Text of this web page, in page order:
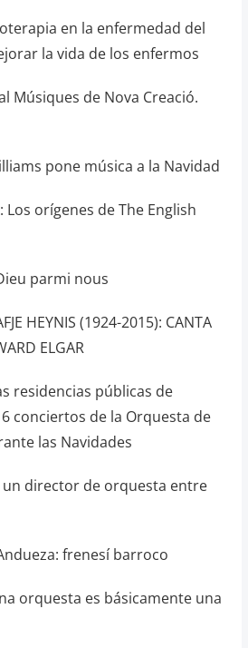
en la enfermedad del
la vida de los enfermos
Músiques de Nova Creació.
pone música a la Navidad
Los orígenes de The English
parmi nous
HEYNIS (1924-2015): CANTA
ELGAR
residencias públicas de
conciertos de la Orquesta de
las Navidades
un director de orquesta entre
frenesí barroco
orquesta es básicamente una